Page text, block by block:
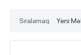
Sıralamaq: